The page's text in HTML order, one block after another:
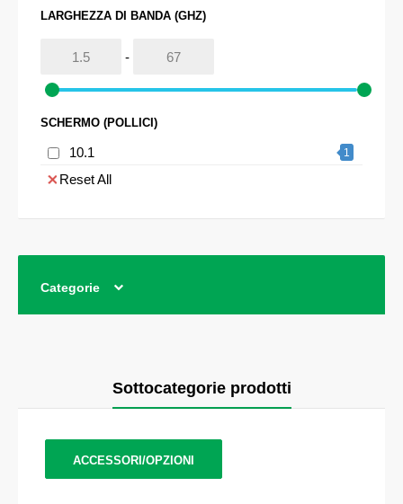
Narda
LARGHEZZA DI BANDA (GHZ)
-
SCHERMO (POLLICI)
10.1 1
Reset All
Categorie
Sottocategorie prodotti
ACCESSORI/OPZIONI